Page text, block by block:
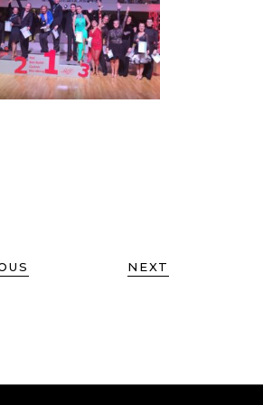
NEXT